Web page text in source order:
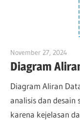
November 27, 2024
Diagram
Diagram Aliran
analisis dan desain
karena kejelasan